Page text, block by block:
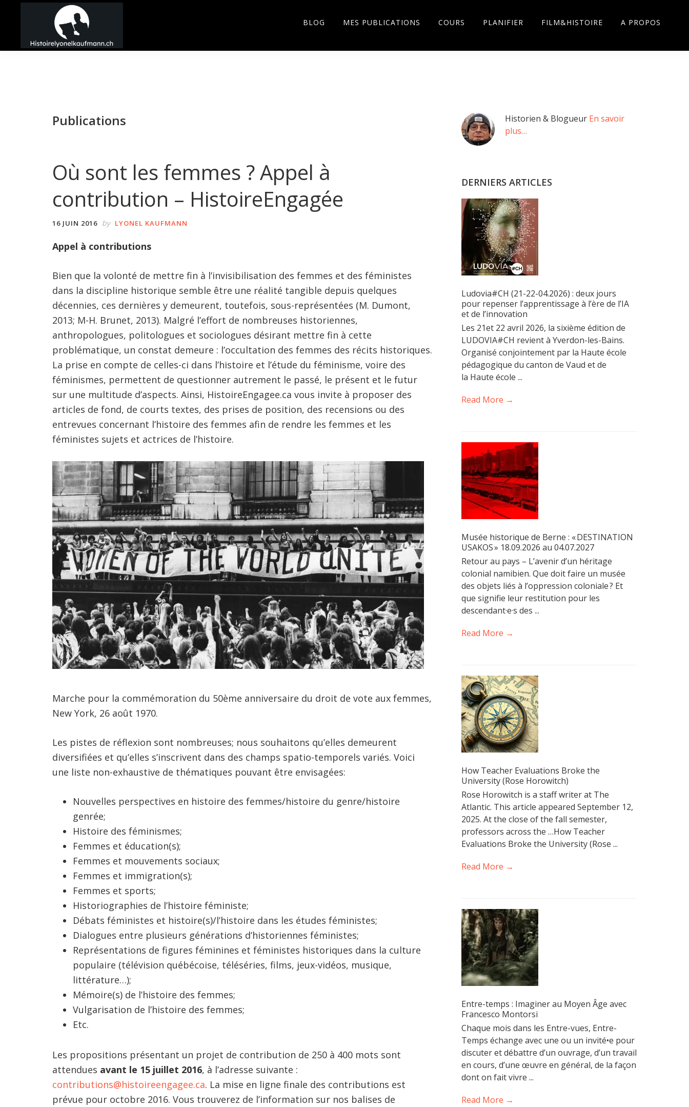
navigation
principal
barreHistoire
BLOG MES PUBLICATIONS COURS PLANIFIER FILM&HISTOIRE A PROPOS
Publications
Où sont les femmes ? Appel à
contribution – HistoireEngagée
16 JUIN 2016 by LYONEL KAUFMANN
Appel à contributions
Bien que la volonté de mettre fin à l’invisibilisation des femmes et des féministes
dans la discipline historique semble être une réalité tangible depuis quelques
décennies, ces dernières y demeurent, toutefois, sous-représentées (M. Dumont,
2013; M-H. Brunet, 2013). Malgré l’effort de nombreuses historiennes,
anthropologues, politologues et sociologues désirant mettre fin à cette
problématique, un constat demeure : l’occultation des femmes des récits historiques.
La prise en compte de celles-ci dans l’histoire et l’étude du féminisme, voire des
féminismes, permettent de questionner autrement le passé, le présent et le futur
sur une multitude d’aspects. Ainsi, HistoireEngagee.ca vous invite à proposer des
articles de fond, de courts textes, des prises de position, des recensions ou des
entrevues concernant l’histoire des femmes afin de rendre les femmes et les
féministes sujets et actrices de l’histoire.
Marche pour la commémoration du 50ème anniversaire du droit de vote aux femmes,
New York, 26 août 1970.
Les pistes de réflexion sont nombreuses; nous souhaitons qu’elles demeurent
diversifiées et qu’elles s’inscrivent dans des champs spatio-temporels variés. Voici
une liste non-exhaustive de thématiques pouvant être envisagées:
Nouvelles perspectives en histoire des femmes/histoire du genre/histoire
genrée;
Histoire des féminismes;
Femmes et éducation(s);
Femmes et mouvements sociaux;
Femmes et immigration(s);
Femmes et sports;
Historiographies de l’histoire féministe;
Débats féministes et histoire(s)/l’histoire dans les études féministes;
Dialogues entre plusieurs générations d’historiennes féministes;
Représentations de figures féminines et féministes historiques dans la culture
populaire (télévision québécoise, téléséries, films, jeux-vidéos, musique,
littérature…);
Mémoire(s) de l’histoire des femmes;
Vulgarisation de l’histoire des femmes;
Etc.
Les propositions présentant un projet de contribution de 250 à 400 mots sont
attendues avant le 15 juillet 2016, à l’adresse suivante :
contributions@histoireengagee.ca. La mise en ligne finale des contributions est
prévue pour octobre 2016. Vous trouverez de l’information sur nos balises de
Barre
latérale
Historien & Blogueur En savoir
plus…
DERNIERS ARTICLES
Ludovia#CH (21-22-04.2026) : deux jours
pour repenser l’apprentissage à l’ère de l’IA
et de l’innovation
Les 21et 22 avril 2026, la sixième édition de
LUDOVIA#CH revient à Yverdon-les-Bains.
Organisé conjointement par la Haute école
pédagogique du canton de Vaud et de
la Haute école ...
Read More →
Musée historique de Berne : « DESTINATION
USAKOS » 18.09.2026 au 04.07.2027
Retour au pays – L’avenir d’un héritage
colonial namibien. Que doit faire un musée
des objets liés à l’oppression coloniale ? Et
que signifie leur restitution pour les
descendant·e·s des ...
Read More →
How Teacher Evaluations Broke the
University (Rose Horowitch)
Rose Horowitch is a staff writer at The
Atlantic. This article appeared September 12,
2025. At the close of the fall semester,
professors across the …How Teacher
Evaluations Broke the University (Rose ...
Read More →
Entre-temps : Imaginer au Moyen Âge avec
Francesco Montorsi
Chaque mois dans les Entre-vues, Entre-
Temps échange avec une ou un invité•e pour
discuter et débattre d’un ouvrage, d’un travail
en cours, d’une œuvre en général, de la façon
dont on fait vivre ...
Read More →